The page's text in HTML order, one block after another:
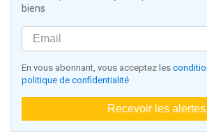
biens
En vous abonnant, vous acceptez les
politique de confidentialité
Recevoir les alertes